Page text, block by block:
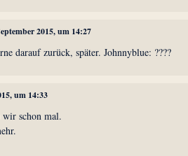
2015, um 14:27
darauf zurück, später. Johnnyblue: ????
um 14:33
wir schon mal.